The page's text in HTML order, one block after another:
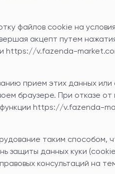
файлов cookie на
акцепт путем
https://v.fazenda-
прием этих данных
браузере. При отказе
https://v.fazenda-
таким способом,
защиты данных куки
консультаций на